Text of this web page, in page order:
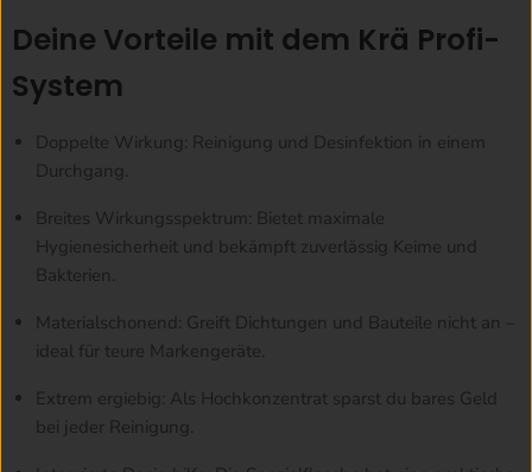
Deine Vorteile mit dem Krä Profi-
System
Doppelte Wirkung: Reinigung und Desinfektion in einem
Durchgang.
Breites Wirkungsspektrum: Bietet maximale
Hygienesicherheit und bekämpft zuverlässig Keime und
Bakterien.
Materialschonend: Greift Dichtungen und Bauteile nicht an –
ideal für teure Markengeräte.
Extrem ergiebig: Als Hochkonzentrat sparst du bares Geld
bei jeder Reinigung.